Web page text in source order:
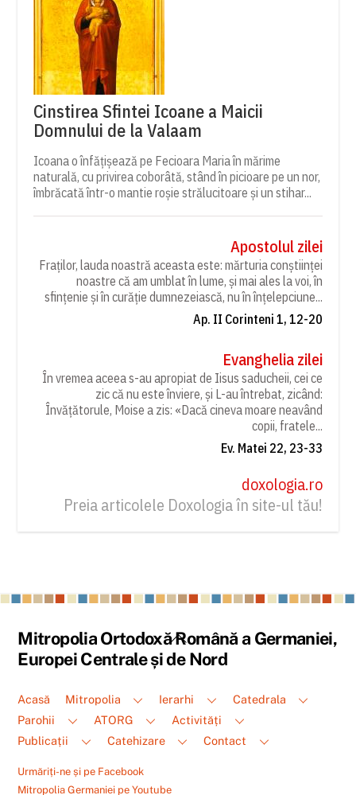
Cinstirea Sfintei Icoane a Maicii
Domnului de la Valaam
Icoana o înfățișează pe Fecioara Maria în mărime
naturală, cu privirea coborâtă, stând în picioare pe un nor,
îmbrăcată într-o mantie roșie strălucitoare și un stihar...
Apostolul zilei
Fraților, lauda noastră aceasta este: mărturia conștiinței
noastre că am umblat în lume, și mai ales la voi, în
sfințenie și în curăție dumnezeiască, nu în înțelepciune...
Ap. II Corinteni 1, 12-20
Evanghelia zilei
În vremea aceea s-au apropiat de Iisus saducheii, cei ce
zic că nu este înviere, și L-au întrebat, zicând:
Învățătorule, Moise a zis: «Dacă cineva moare neavând
copii, fratele...
Ev. Matei 22, 23-33
doxologia.ro
Preia articolele Doxologia în site-ul tău!
Back
To
Mitropolia Ortodoxă Română a Germaniei,
Europei Centrale și de Nord
Acasă Mitropolia Ierarhi
Catedrala
Parohii
ATORG
Activități
Publicații
Catehizare Contact
Urmăriți-ne și pe Facebook
Mitropolia Germaniei pe Youtube